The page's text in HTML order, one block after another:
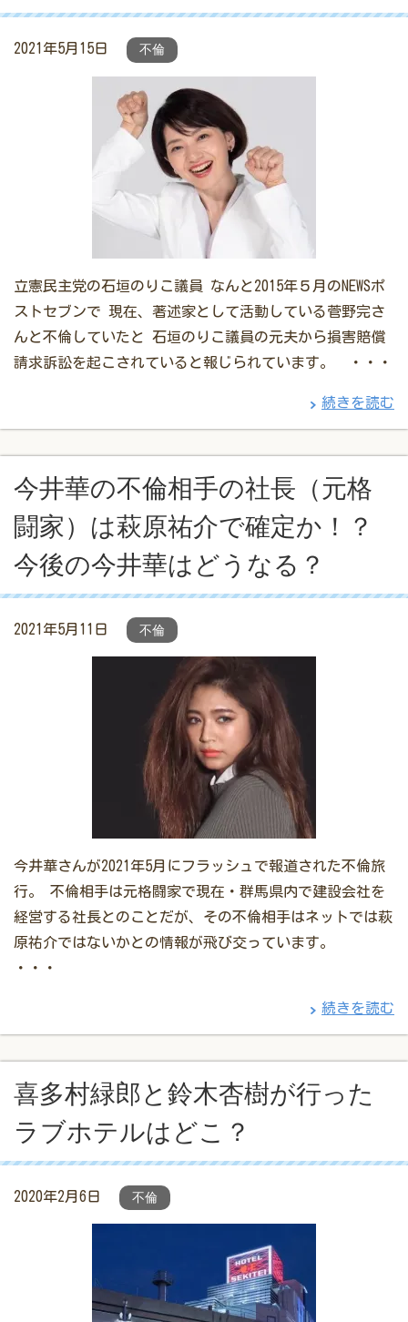
2021年5月15日 不倫
立憲民主党の石垣のりこ議員 なんと2015年５月のNEWSポ
ストセブンで 現在、著述家として活動している菅野完さ
んと不倫していたと 石垣のりこ議員の元夫から損害賠償
請求訴訟を起こされていると報じられています。 ・・・
続きを読む
今井華の不倫相手の社長（元格
闘家）は萩原祐介で確定か！？
今後の今井華はどうなる？
2021年5月11日 不倫
今井華さんが2021年5月にフラッシュで報道された不倫旅
行。 不倫相手は元格闘家で現在・群馬県内で建設会社を
経営する社長とのことだが、その不倫相手はネットでは萩
原祐介ではないかとの情報が飛び交っています。
・・・
続きを読む
喜多村緑郎と鈴木杏樹が行った
ラブホテルはどこ？
2020年2月6日 不倫